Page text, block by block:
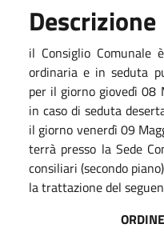
Descrizione
il Consiglio Comunale
ordinaria e in seduta
per il giorno giovedì 08
in caso di seduta
il giorno venerdì 09
terrà presso la Sede
consiliari (secondo
la trattazione del